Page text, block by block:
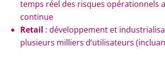
temps réel des risques opérationnels
continue
Retail : développement et
plusieurs milliers d’utilisateurs